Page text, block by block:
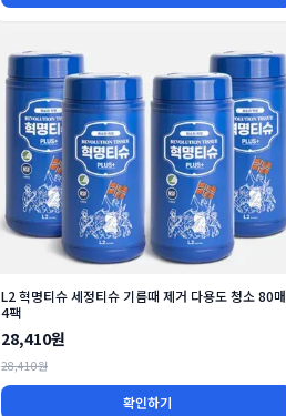
L2 혁명티슈 세정티슈 기름때 제거 다용도 청소 80매
4팩
28,410원
28,410원
확인하기